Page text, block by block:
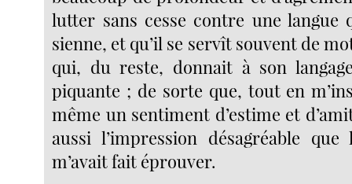
lutter sans cesse contre une langue
sienne, et qu’il se servît souvent de
qui, du reste, donnait à son
piquante ; de sorte que, tout en
même un sentiment d’estime et
aussi l’impression désagréable
m’avait fait éprouver.